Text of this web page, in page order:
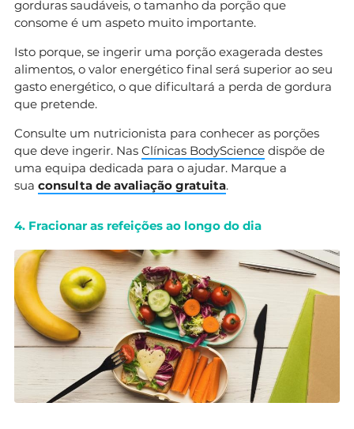
gorduras saudáveis, o tamanho da porção que
consome é um aspeto muito importante.
Isto porque, se ingerir uma porção exagerada destes
alimentos, o valor energético final será superior ao seu
gasto energético, o que dificultará a perda de gordura
que pretende.
Consulte um nutricionista para conhecer as porções
que deve ingerir. Nas Clínicas BodyScience dispõe de
uma equipa dedicada para o ajudar. Marque a
sua consulta de avaliação gratuita.
4. Fracionar as refeições ao longo do dia